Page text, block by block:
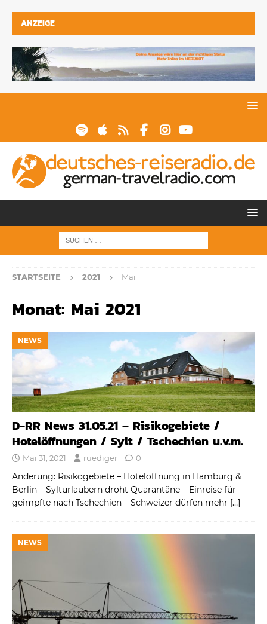
ANZEIGE
STARTSEITE 2021 Mai
Monat: Mai 2021
NEWS
D-RR News 31.05.21 – Risikogebiete /
Hotelöffnungen / Sylt / Tschechien u.v.m.
Mai 31, 2021 ruediger 0
Änderung: Risikogebiete – Hotelöffnung in Hamburg &
Berlin – Sylturlaubern droht Quarantäne – Einreise für
geimpfte nach Tschechien – Schweizer dürfen mehr […]
NEWS